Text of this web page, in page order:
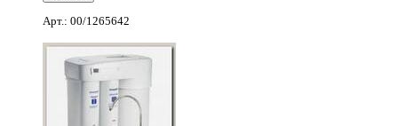
Арт.: 00/1265642